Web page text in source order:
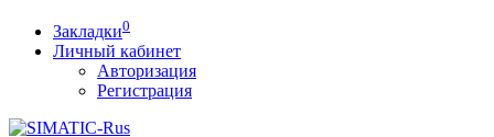
Закладки0
Личный кабинет
Авторизация
Регистрация